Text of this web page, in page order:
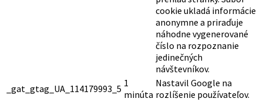
cookie ukladá informácie
anonymne a priraďuje
náhodne vygenerované
číslo na rozpoznanie
jedinečných
návštevníkov.
_gat_gtag_UA_114179993_5 1
minúta
Nastavil Google na
rozlíšenie používateľov.